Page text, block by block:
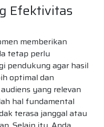
Efektivitas
memberikan
tetap perlu
pendukung agar hasil
optimal dan
yang relevan
hal fundamental
terasa janggal atau